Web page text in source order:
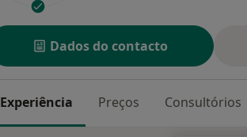
Dados do contacto
Experiência Preços Consultórios